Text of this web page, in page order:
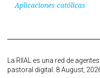
Aplicaciones católicas
La RIIAL es una red de
pastoral digital. 8 August,